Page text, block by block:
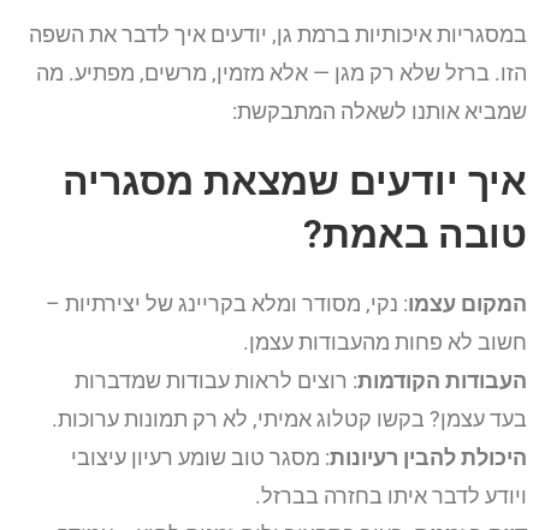
במסגריות איכותיות ברמת גן, יודעים איך לדבר את השפה
הזו. ברזל שלא רק מגן — אלא מזמין, מרשים, מפתיע. מה
שמביא אותנו לשאלה המתבקשת:
איך יודעים שמצאת מסגריה
טובה באמת?
המקום עצמו: נקי, מסודר ומלא בקריינג של יצירתיות –
חשוב לא פחות מהעבודות עצמן.
העבודות הקודמות: רוצים לראות עבודות שמדברות
בעד עצמן? בקשו קטלוג אמיתי, לא רק תמונות ערוכות.
היכולת להבין רעיונות: מסגר טוב שומע רעיון עיצובי
ויודע לדבר איתו בחזרה בברזל.